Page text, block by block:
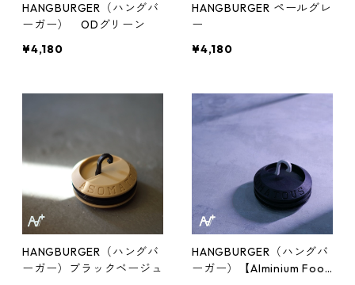
HANGBURGER（ハングバ
ーガー） ODグリーン
¥4,180
HANGBURGER ペールグレ
ー
¥4,180
HANGBURGER（ハングバ
ーガー）ブラックベージュ
HANGBURGER（ハングバ
ーガー）【Alminium Fook